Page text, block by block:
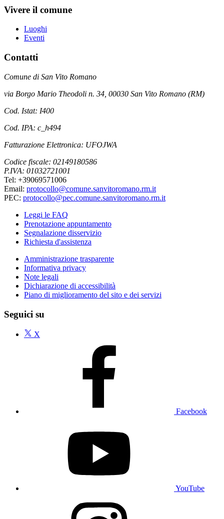
Vivere il comune
Luoghi
Eventi
Contatti
Comune di San Vito Romano
via Borgo Mario Theodoli n. 34, 00030 San Vito Romano (RM)
Cod. Istat: I400
Cod. IPA: c_h494
Fatturazione Elettronica: UFOJWA
Codice fiscale: 02149180586
P.IVA: 01032721001
Tel: +39069571006
Email: protocollo@comune.sanvitoromano.rm.it
PEC: protocollo@pec.comune.sanvitoromano.rm.it
Leggi le FAQ
Prenotazione appuntamento
Segnalazione disservizio
Richiesta d'assistenza
Amministrazione trasparente
Informativa privacy
Note legali
Dichiarazione di accessibilità
Piano di miglioramento del sito e dei servizi
Seguici su
X
Facebook
YouTube